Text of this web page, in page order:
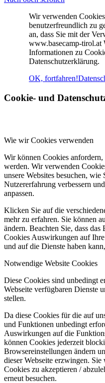
Wir verwenden
benutzerfreundlich zu
an, dass Sie mit der
www.basecamp-tirol.at
Informationen zu
Datenschutzerklärung.
OK, fortfahren!
Cookie- und
Wie wir Cookies verwenden
Wir können Cookies
werden. Wir verwenden
unsere Websites besuchen,
Nutzererfahrung verbessern
anpassen.
Klicken Sie auf die
mehr zu erfahren. Sie können
ändern. Beachten Sie, dass
Cookies Auswirkungen auf
und auf die Dienste haben
Notwendige Website Cookies
Diese Cookies sind unbedingt
Webseite verfügbaren Dienste
stellen.
Da diese Cookies für die auf
und Funktionen unbedingt
Auswirkungen auf die
können Cookies jederzeit
Browsereinstellungen ändern
dieser Webseite erzwingen.
Cookies zu akzeptieren /
erneut besuchen.